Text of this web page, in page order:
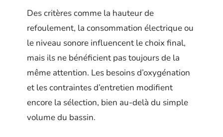
Des critères comme la hauteur de
refoulement, la consommation électrique ou
le niveau sonore influencent le choix final,
mais ils ne bénéficient pas toujours de la
même attention. Les besoins d’oxygénation
et les contraintes d’entretien modifient
encore la sélection, bien au-delà du simple
volume du bassin.